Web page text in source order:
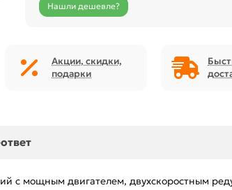
Нашли дешевле?
Акции, скидки,
подарки
с мощным двигателем, двухскоростным